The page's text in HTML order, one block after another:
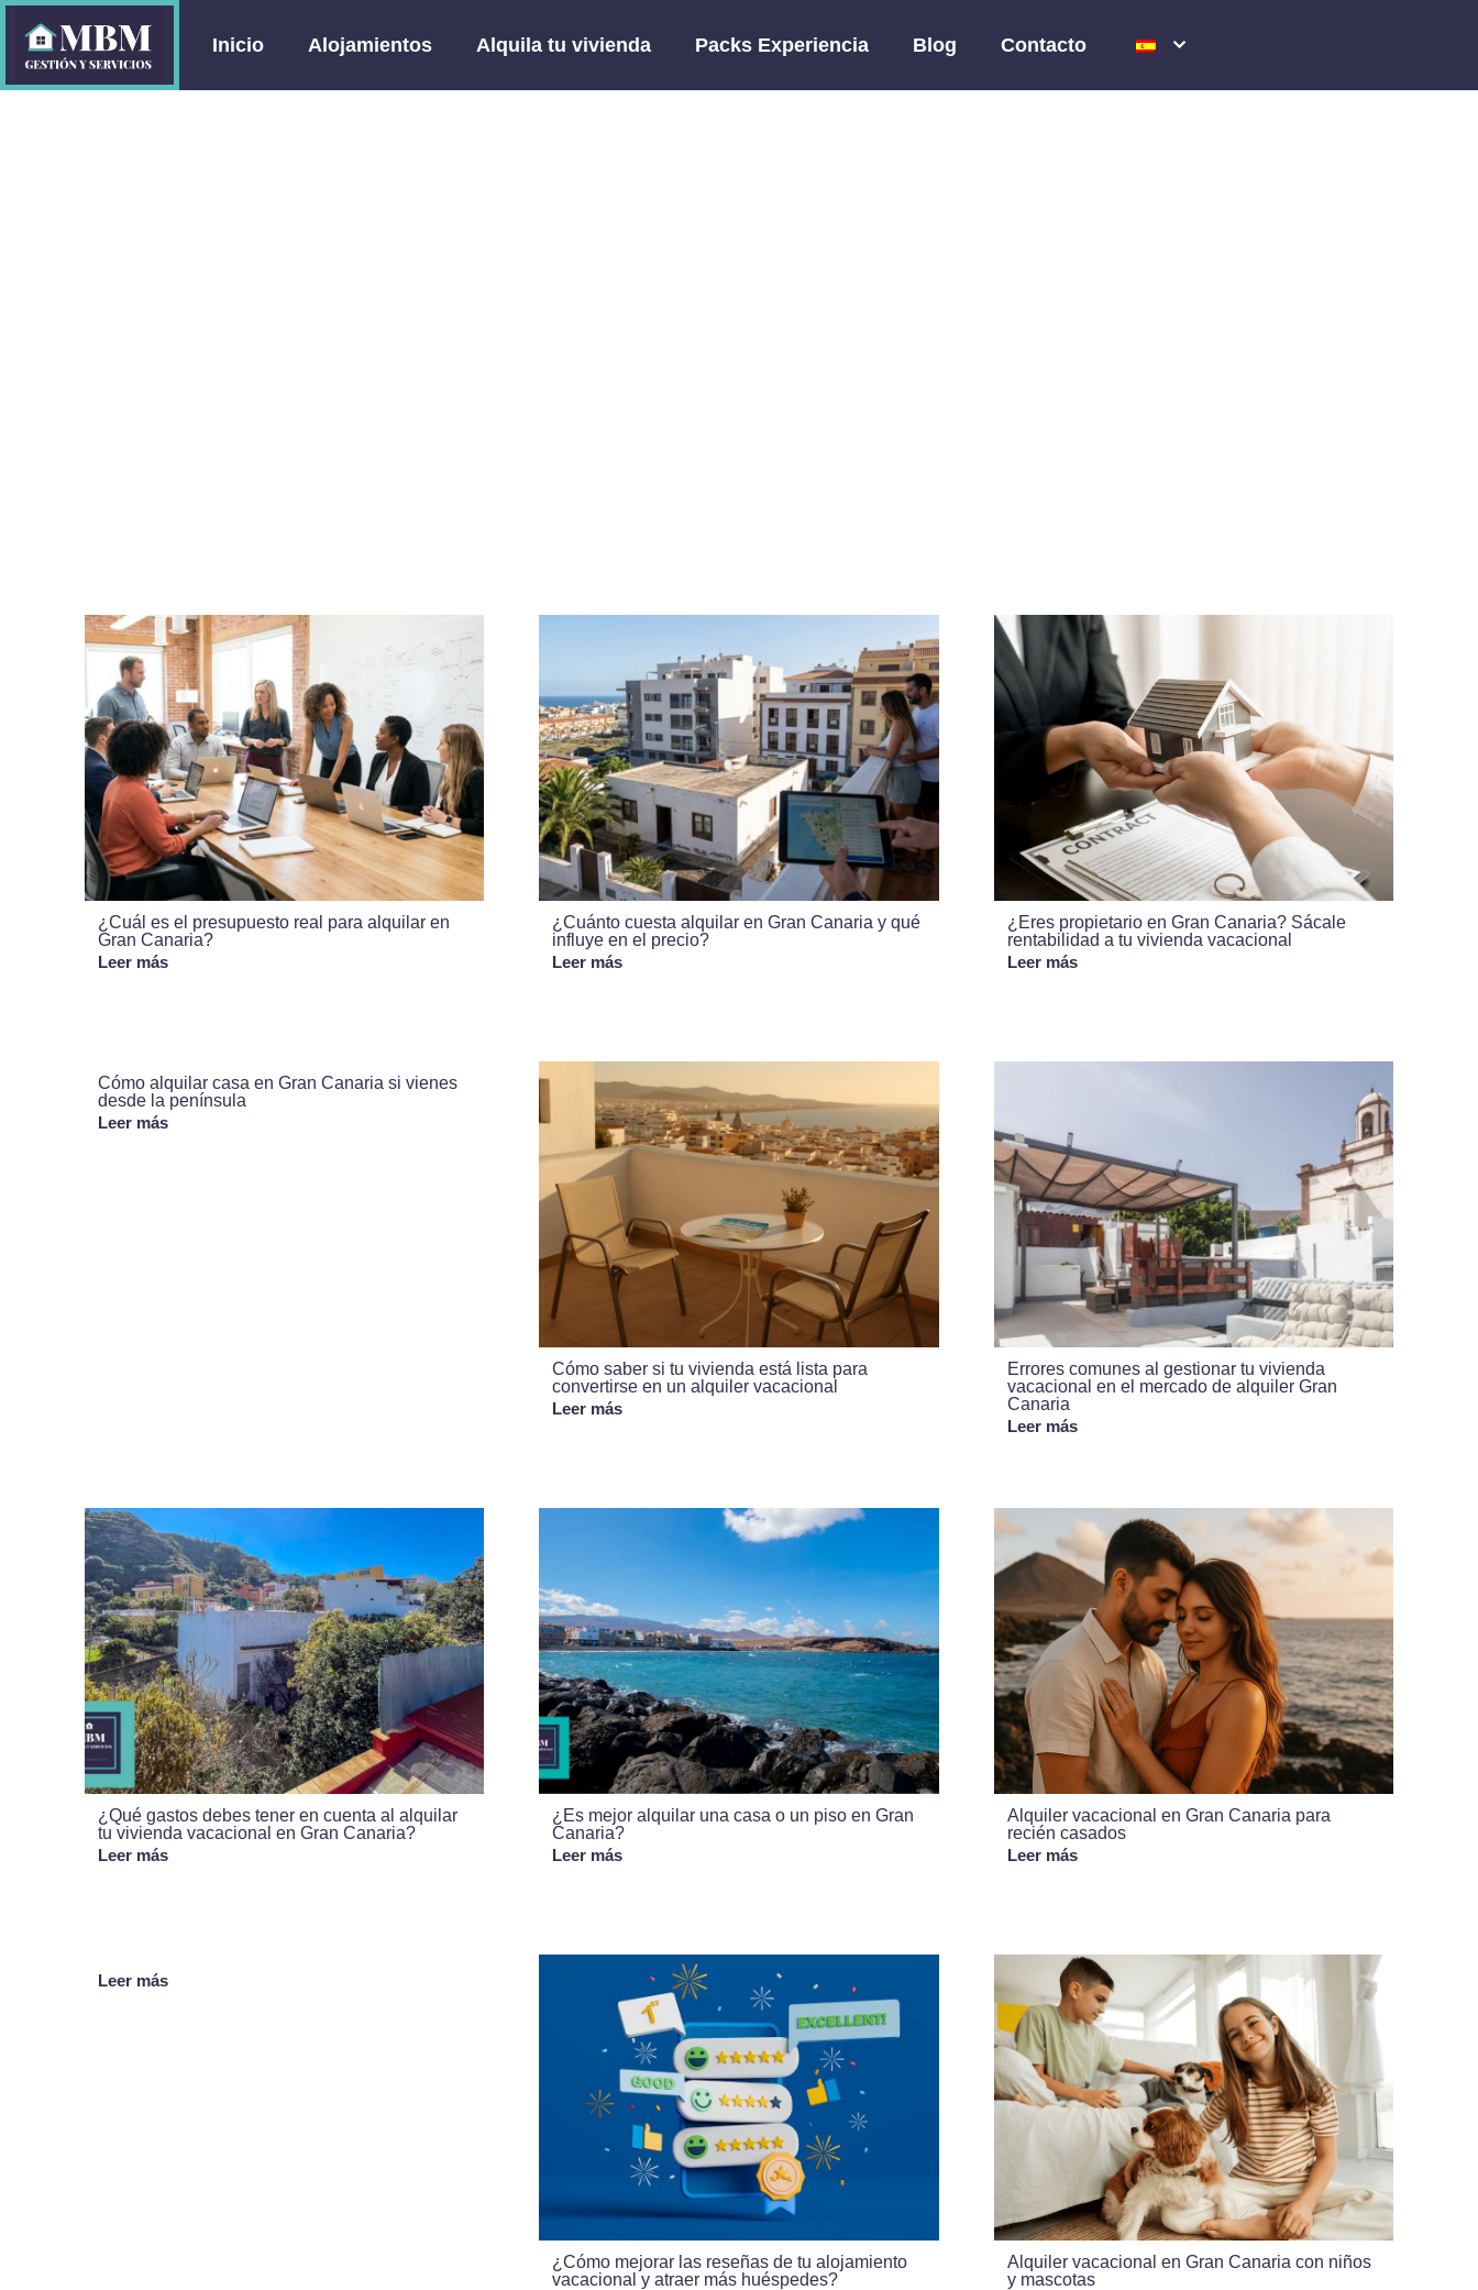
Inicio Alojamientos Alquila tu vivienda Packs Experiencia Blog Contacto
¿Cuál es el presupuesto real para alquilar en
Gran Canaria?
Leer más
¿Cuánto cuesta alquilar en Gran Canaria y qué
influye en el precio?
Leer más
¿Eres propietario en Gran Canaria? Sácale
rentabilidad a tu vivienda vacacional
Leer más
Cómo alquilar casa en Gran Canaria si vienes
desde la península
Leer más
Cómo saber si tu vivienda está lista para
convertirse en un alquiler vacacional
Leer más
Errores comunes al gestionar tu vivienda
vacacional en el mercado de alquiler Gran
Canaria
Leer más
¿Qué gastos debes tener en cuenta al alquilar
tu vivienda vacacional en Gran Canaria?
Leer más
¿Es mejor alquilar una casa o un piso en Gran
Canaria?
Leer más
Alquiler vacacional en Gran Canaria para
recién casados
Leer más
Leer más
¿Cómo mejorar las reseñas de tu alojamiento
vacacional y atraer más huéspedes?
Alquiler vacacional en Gran Canaria con niños
y mascotas